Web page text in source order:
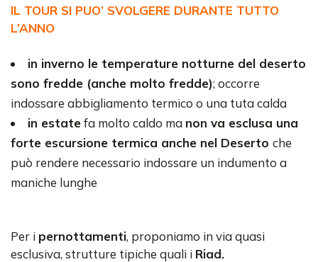
IL TOUR SI PUO’ SVOLGERE DURANTE TUTTO
L’ANNO
in inverno le temperature notturne del deserto
sono fredde (anche molto fredde); occorre
indossare abbigliamento termico o una tuta calda
in estatefa molto caldo ma non va esclusa una
forte escursione termica anche nel Deserto che
può rendere necessario indossare un indumento a
maniche lunghe
Per i pernottamenti, proponiamo in via quasi
esclusiva, strutture tipiche quali i Riad.